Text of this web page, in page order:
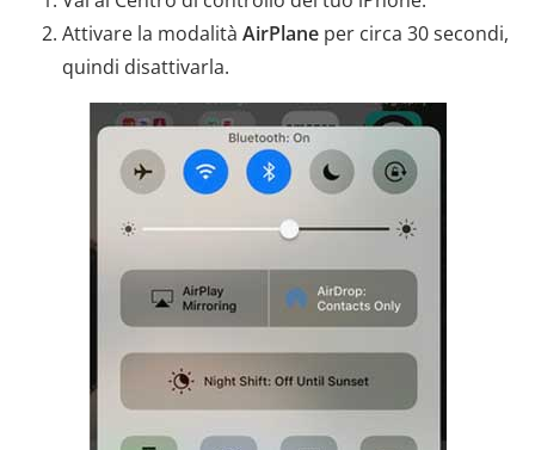
Attivare la modalità AirPlane per circa 30 secondi,
quindi disattivarla.